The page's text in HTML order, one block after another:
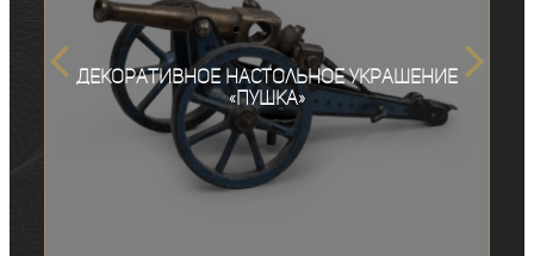
Декоративное настольное украшение
«Пушка»